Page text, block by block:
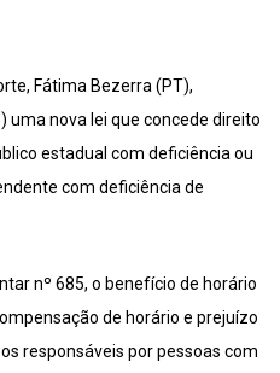
Fátima Bezerra (PT),
nova lei que concede direito
estadual com deficiência ou
com deficiência de
nº 685, o benefício de horário
de horário e prejuízo
responsáveis por pessoas com